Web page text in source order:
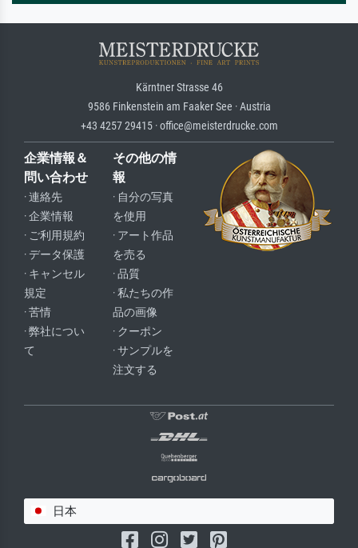
Kärntner Strasse 46
9586 Finkenstein am Faaker See · Austria
+43 4257 29415 · office@meisterdrucke.com
企業情報＆
問い合わせ
· 連絡先
· 企業情報
· ご利用規約
· データ保護
· キャンセル
規定
· 苦情
· 弊社につい
て
その他の情
報
· 自分の写真
を使用
· アート作品
を売る
· 品質
· 私たちの作
品の画像
· クーポン
· サンプルを
注文する
日本